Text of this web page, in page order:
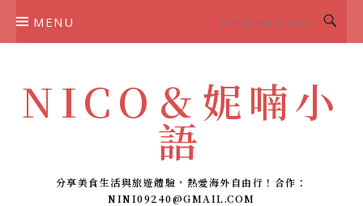
MENU
NICO＆妮喃小
語
分享美食生活與旅遊體驗，熱愛海外自由行！合作：
NINI09240@GMAIL.COM